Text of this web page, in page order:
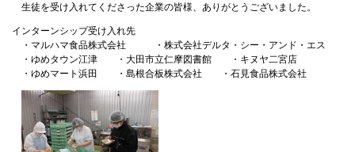
生徒を受け入れてくださった企業の皆様、ありがとうございました。
インターンシップ受け入れ先
・マルハマ食品株式会社 ・株式会社デルタ・シー・アンド・エス
・ゆめタウン江津 ・大田市立仁摩図書館 ・キヌヤ二宮店
・ゆめマート浜田 ・島根合板株式会社 ・石見食品株式会社